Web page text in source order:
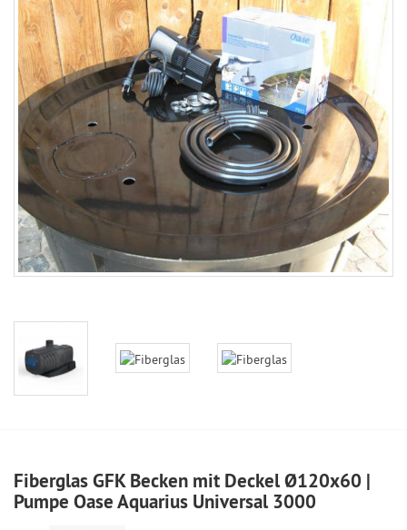
Fiberglas GFK Becken mit Deckel Ø120x60 |
Pumpe Oase Aquarius Universal 3000